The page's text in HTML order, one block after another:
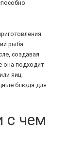
рыба
создавая
она подходит
яиц.
блюда для
с чем